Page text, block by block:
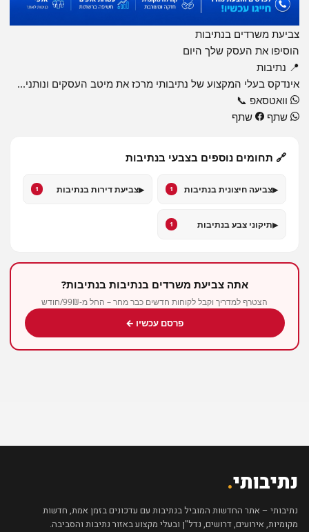
צביעת משרדים בנתיבות
הוסיפו את העסק שלך היום
📍 נתיבות
אינדקס בעלי המקצוע של נתיבותי מרכז את מיטב העסקים ונותני...
וואטסאפ 📞
שתף
שתף
🔗 תחומים נוספים בצבעי בנתיבות
▸צביעה חיצונית בנתיבות 1
▸צביעת דירות בנתיבות 1
▸תיקוני צבע בנתיבות 1
אתה צביעת משרדים בנתיבות בנתיבות?
הצטרף למדריך וקבל לקוחות חדשים כבר מחר – החל מ-99₪/חודש
פרסם עכשיו ←
נתיבותי.
נתיבותי – אתר החדשות המוביל בנתיבות עם עדכונים בזמן אמת, חדשות
מקומיות, אירועים, דרושים, נדל"ן ובעלי מקצוע באזור נתיבות והסביבה.